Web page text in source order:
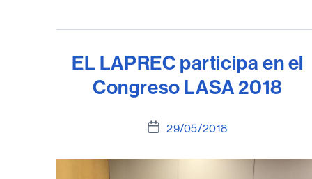
EL LAPREC participa en el
Congreso LASA 2018
Fecha
la
29/05/2018